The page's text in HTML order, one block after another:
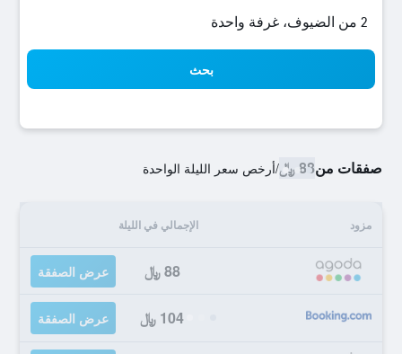
2 من الضيوف، غرفة واحدة
بحث
صفقات من88 ﷼ /أرخص سعر الليلة الواحدة
مزود الإجمالي في الليلة
88 ﷼ عرض الصفقة
104 ﷼ عرض الصفقة